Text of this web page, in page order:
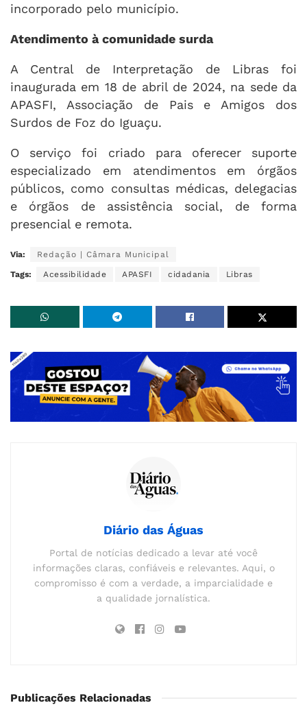
incorporado pelo município.
Atendimento à comunidade surda
A Central de Interpretação de Libras foi
inaugurada em 18 de abril de 2024, na sede da
APASFI, Associação de Pais e Amigos dos
Surdos de Foz do Iguaçu.
O serviço foi criado para oferecer suporte
especializado em atendimentos em órgãos
públicos, como consultas médicas, delegacias
e órgãos de assistência social, de forma
presencial e remota.
Via: Redação | Câmara Municipal
Tags: Acessibilidade APASFI cidadania Libras
Diário das Águas
Portal de notícias dedicado a levar até você
informações claras, confiáveis e relevantes. Aqui, o
compromisso é com a verdade, a imparcialidade e
a qualidade jornalística.
Publicações Relacionadas